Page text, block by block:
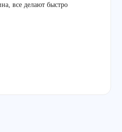
все делают быстро